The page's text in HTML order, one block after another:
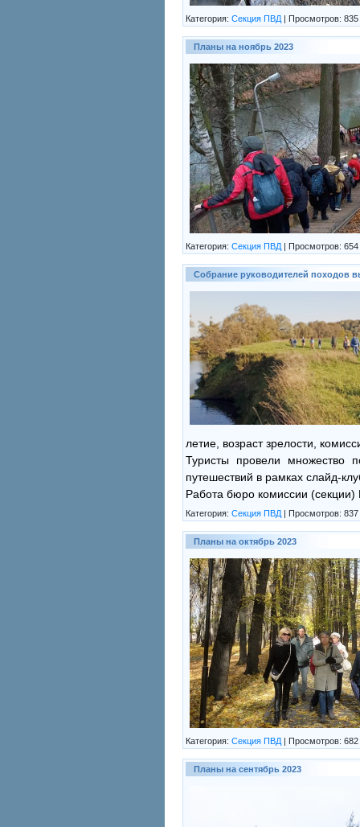
Категория: Секция ПВД | Просмотров: 835
Планы на ноябрь 2023
Категория: Секция ПВД | Просмотров: 654
Собрание руководителей походов
летие, возраст зрелости,
Туристы провели множество
путешествий в рамках слайд-
Работа бюро комиссии
Категория: Секция ПВД | Просмотров: 837
Планы на октябрь 2023
Категория: Секция ПВД | Просмотров: 682
Планы на сентябрь 2023